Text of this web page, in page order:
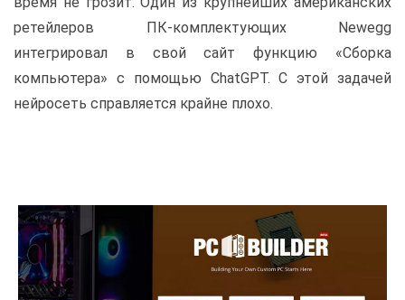
ретейлеров ПК-комплектующих Newegg
интегрировал в свой сайт функцию «Сборка
компьютера» с помощью ChatGPT. С этой задачей
нейросеть справляется крайне плохо.